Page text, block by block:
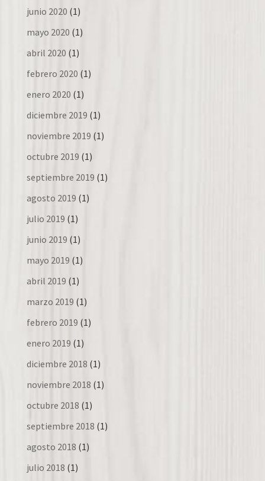
junio 2020 (1)
mayo 2020 (1)
abril 2020 (1)
febrero 2020 (1)
enero 2020 (1)
diciembre 2019 (1)
noviembre 2019 (1)
octubre 2019 (1)
septiembre 2019 (1)
agosto 2019 (1)
julio 2019 (1)
junio 2019 (1)
mayo 2019 (1)
abril 2019 (1)
marzo 2019 (1)
febrero 2019 (1)
enero 2019 (1)
diciembre 2018 (1)
noviembre 2018 (1)
octubre 2018 (1)
septiembre 2018 (1)
agosto 2018 (1)
julio 2018 (1)